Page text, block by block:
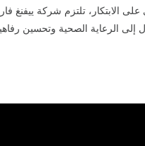
تلتزم شركة ييفنغ